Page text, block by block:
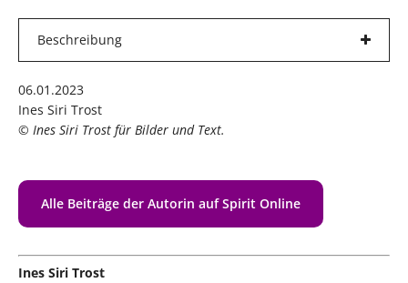
Beschreibung
06.01.2023
Ines Siri Trost
© Ines Siri Trost für Bilder und Text.
Alle Beiträge der Autorin auf Spirit Online
Ines Siri Trost